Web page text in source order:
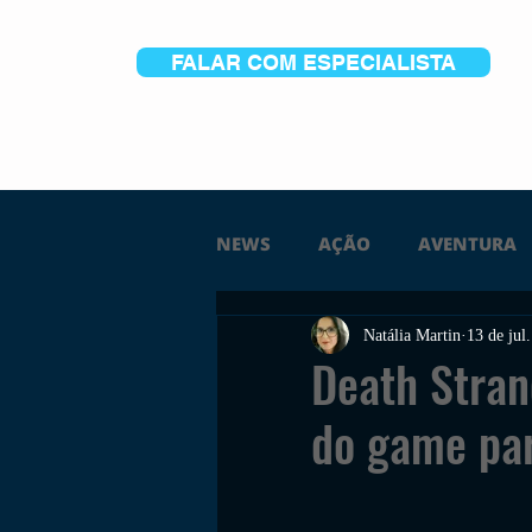
FALAR COM ESPECIALISTA
NEWS AÇÃO AVENTURA
FICÇÃO TERROR PC
TRAILER PLATAFORMA
Death
do game
Natália Martin 13 de